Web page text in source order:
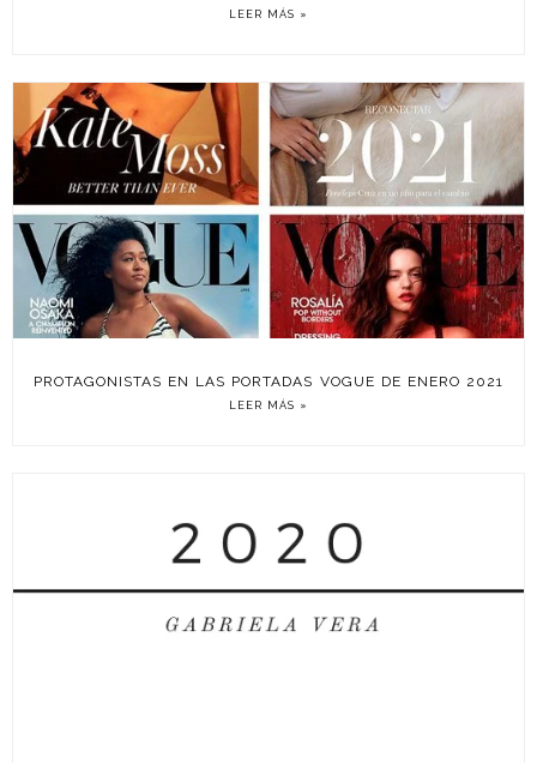
LEER MÁS »
PROTAGONISTAS EN LAS PORTADAS VOGUE DE ENERO 2021
LEER MÁS »